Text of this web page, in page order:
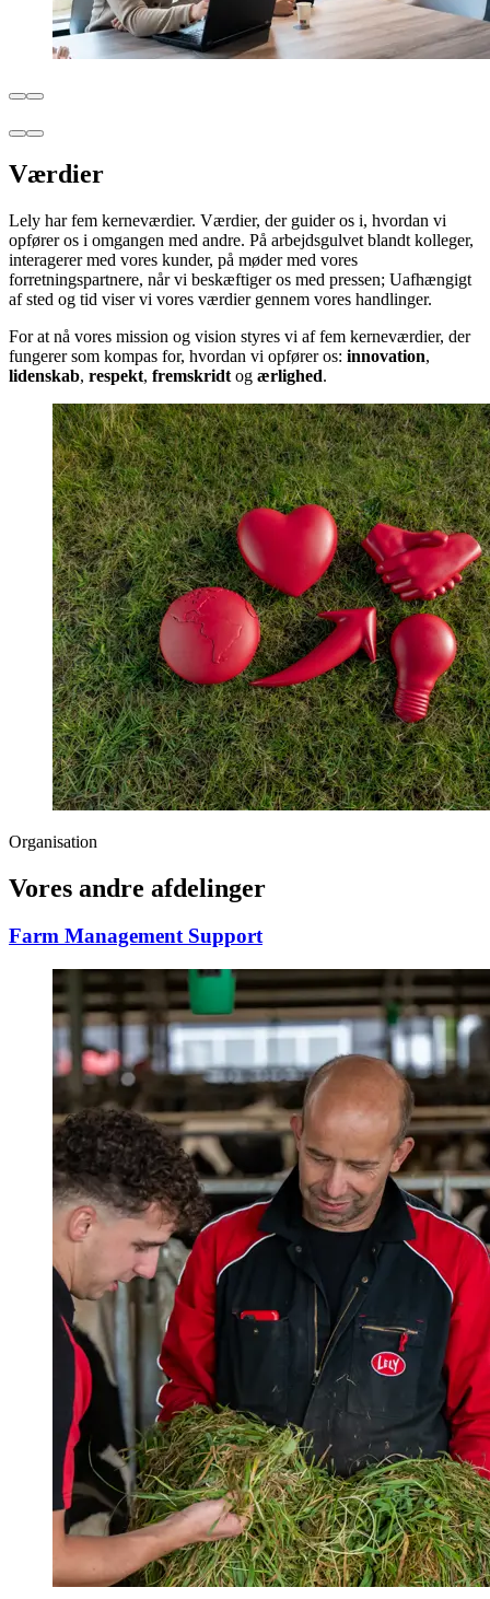
Værdier
Lely har fem kerneværdier. Værdier, der guider os i, hvordan vi
opfører os i omgangen med andre. På arbejdsgulvet blandt kolleger,
interagerer med vores kunder, på møder med vores
forretningspartnere, når vi beskæftiger os med pressen; Uafhængigt
af sted og tid viser vi vores værdier gennem vores handlinger.
For at nå vores mission og vision styres vi af fem kerneværdier, der
fungerer som kompas for, hvordan vi opfører os: innovation,
lidenskab, respekt, fremskridt og ærlighed.
Organisation
Vores andre afdelinger
Farm Management Support